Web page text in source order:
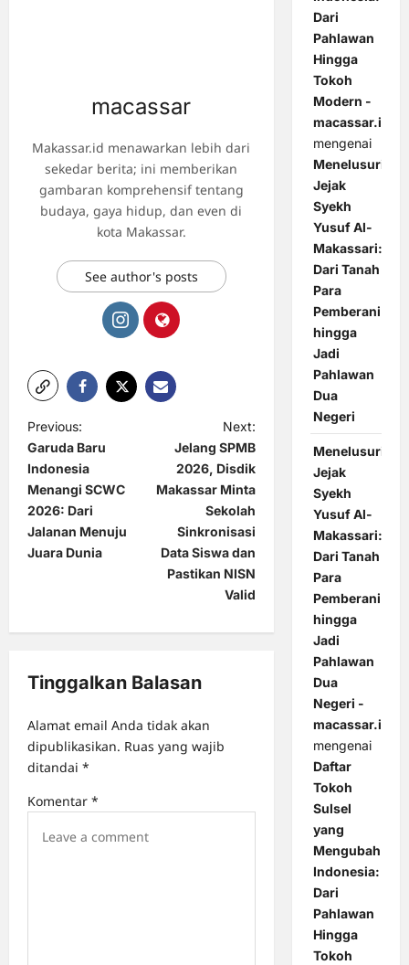
macassar
Makassar.id menawarkan lebih dari
sekedar berita; ini memberikan
gambaran komprehensif tentang
budaya, gaya hidup, dan even di
kota Makassar.
See author's posts
P
o
s
t
n
i
a
i
o
n
Previous:
Garuda Baru
Indonesia
Menangi SCWC
2026: Dari
Jalanan Menuju
Juara Dunia
Next:
Jelang SPMB
2026, Disdik
Makassar Minta
Sekolah
Sinkronisasi
Data Siswa dan
Pastikan NISN
Valid
Tinggalkan Balasan
Alamat email Anda tidak akan
dipublikasikan. Ruas yang wajib
ditandai *
Komentar *
Dari
Pahlawan
Hingga
Tokoh
Modern -
macassar.id
mengenai
Menelusuri
Jejak
Syekh
Yusuf Al-
Makassari:
Dari Tanah
Para
Pemberani
hingga
Jadi
Pahlawan
Dua
Negeri
Menelusuri
Jejak
Syekh
Yusuf Al-
Makassari:
Dari Tanah
Para
Pemberani
hingga
Jadi
Pahlawan
Dua
Negeri -
macassar.id
mengenai
Daftar
Tokoh
Sulsel
yang
Mengubah
Indonesia:
Dari
Pahlawan
Hingga
Tokoh